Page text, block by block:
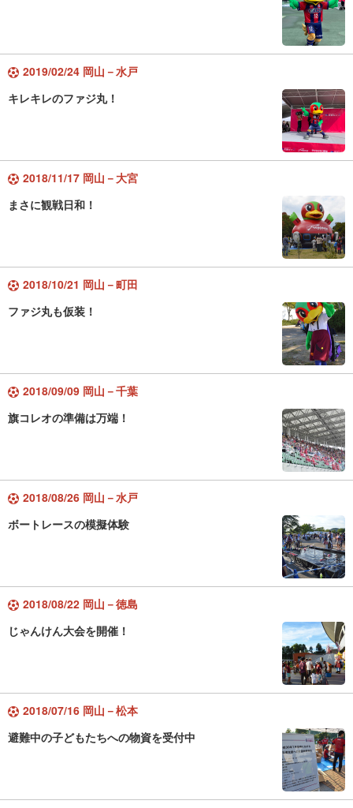
2019/02/24 岡山－水戸
キレキレのファジ丸！
2018/11/17 岡山－大宮
まさに観戦日和！
2018/10/21 岡山－町田
ファジ丸も仮装！
2018/09/09 岡山－千葉
旗コレオの準備は万端！
2018/08/26 岡山－水戸
ボートレースの模擬体験
2018/08/22 岡山－徳島
じゃんけん大会を開催！
2018/07/16 岡山－松本
避難中の子どもたちへの物資を受付中